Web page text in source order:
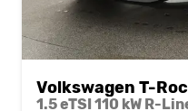
Volkswagen T-Roc